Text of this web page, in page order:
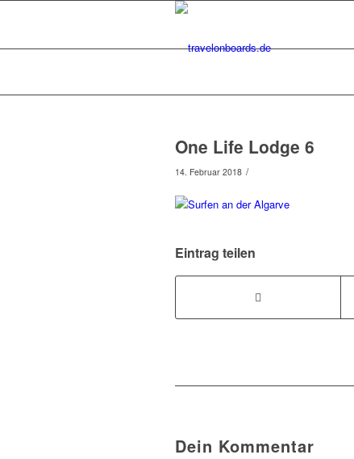
One Life Lodge 6
14. Februar 2018 /
Eintrag teilen
Dein Kommentar